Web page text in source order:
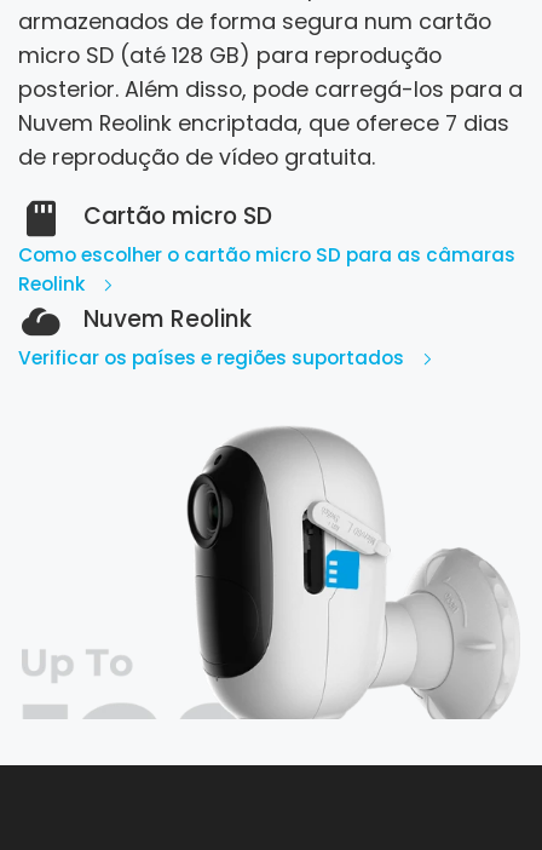
armazenados de forma segura num cartão
micro SD (até 128 GB) para reprodução
posterior. Além disso, pode carregá-los para a
Nuvem Reolink encriptada, que oferece 7 dias
de reprodução de vídeo gratuita.
Cartão micro SD
Como escolher o cartão micro SD para as câmaras
Reolink
Nuvem Reolink
Verificar os países e regiões suportados